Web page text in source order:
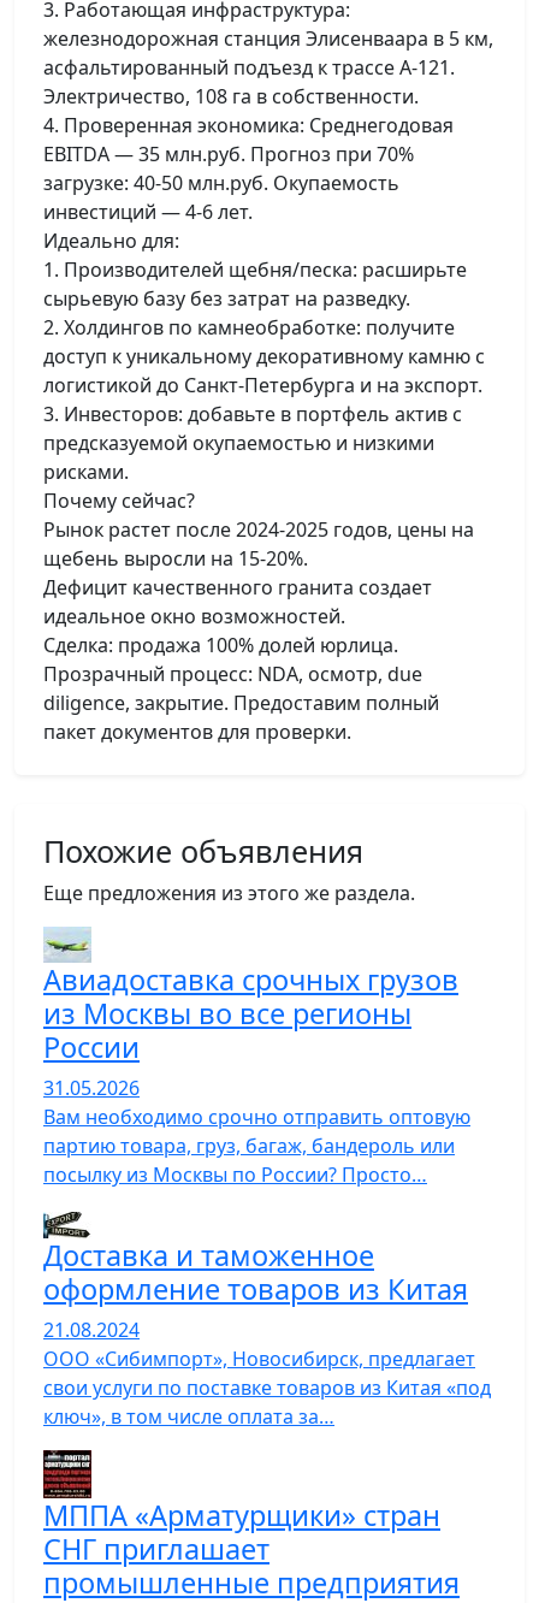
3. Работающая инфраструктура:
железнодорожная станция Элисенваара в 5 км,
асфальтированный подъезд к трассе А-121.
Электричество, 108 га в собственности.
4. Проверенная экономика: Среднегодовая
EBITDA — 35 млн.руб. Прогноз при 70%
загрузке: 40-50 млн.руб. Окупаемость
инвестиций — 4-6 лет.
Идеально для:
1. Производителей щебня/песка: расширьте
сырьевую базу без затрат на разведку.
2. Холдингов по камнеобработке: получите
доступ к уникальному декоративному камню с
логистикой до Санкт-Петербурга и на экспорт.
3. Инвесторов: добавьте в портфель актив с
предсказуемой окупаемостью и низкими
рисками.
Почему сейчас?
Рынок растет после 2024-2025 годов, цены на
щебень выросли на 15-20%.
Дефицит качественного гранита создает
идеальное окно возможностей.
Сделка: продажа 100% долей юрлица.
Прозрачный процесс: NDA, осмотр, due
diligence, закрытие. Предоставим полный
пакет документов для проверки.
Похожие объявления
Еще предложения из этого же раздела.
Авиадоставка срочных грузов
из Москвы во все регионы
России
31.05.2026
Вам необходимо срочно отправить оптовую
партию товара, груз, багаж, бандероль или
посылку из Москвы по России? Просто…
Доставка и таможенное
оформление товаров из Китая
21.08.2024
ООО «Сибимпорт», Новосибирск, предлагает
свои услуги по поставке товаров из Китая «под
ключ», в том числе оплата за…
МППА «Арматурщики» стран
СНГ приглашает
промышленные предприятия